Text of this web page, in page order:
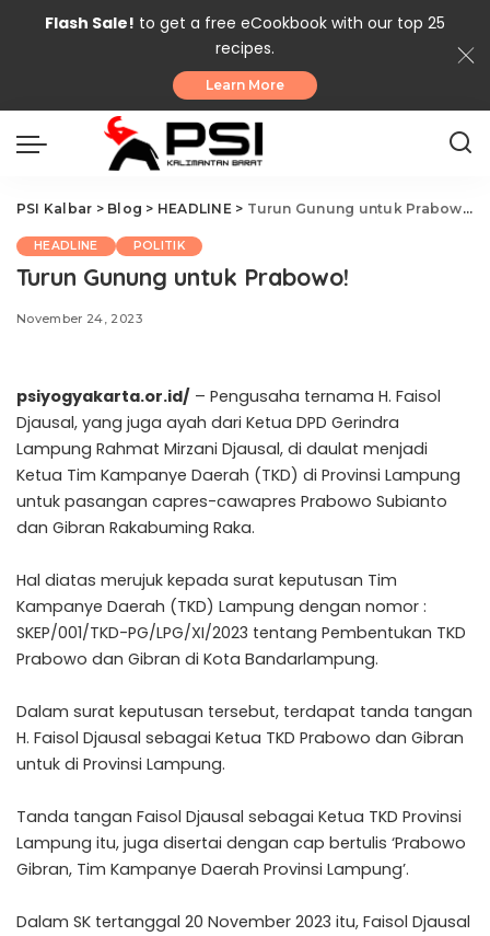
Flash Sale! to get a free eCookbook with our top 25
recipes.
Learn More
PSI Kalbar > Blog > HEADLINE> Turun Gunung untuk Prabowo!
HEADLINE POLITIK
Turun Gunung untuk Prabowo!
November 24, 2023
psiyogyakarta.or.id/ – Pengusaha ternama H. Faisol
Djausal, yang juga ayah dari Ketua DPD Gerindra
Lampung Rahmat Mirzani Djausal, di daulat menjadi
Ketua Tim Kampanye Daerah (TKD) di Provinsi Lampung
untuk pasangan capres-cawapres Prabowo Subianto
dan Gibran Rakabuming Raka.
Hal diatas merujuk kepada surat keputusan Tim
Kampanye Daerah (TKD) Lampung dengan nomor :
SKEP/001/TKD-PG/LPG/XI/2023 tentang Pembentukan TKD
Prabowo dan Gibran di Kota Bandarlampung.
Dalam surat keputusan tersebut, terdapat tanda tangan
H. Faisol Djausal sebagai Ketua TKD Prabowo dan Gibran
untuk di Provinsi Lampung.
Tanda tangan Faisol Djausal sebagai Ketua TKD Provinsi
Lampung itu, juga disertai dengan cap bertulis ‘Prabowo
Gibran, Tim Kampanye Daerah Provinsi Lampung’.
Dalam SK tertanggal 20 November 2023 itu, Faisol Djausal